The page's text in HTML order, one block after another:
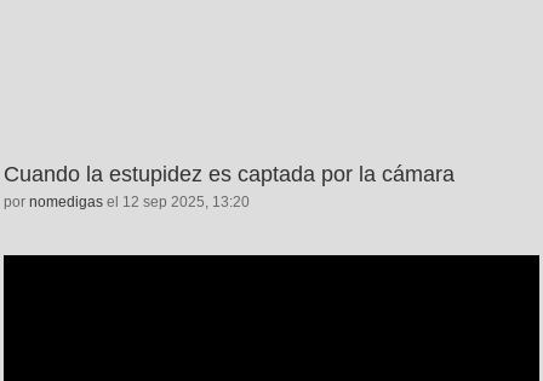
Cuando la estupidez es captada por la cámara
por nomedigas el 12 sep 2025, 13:20